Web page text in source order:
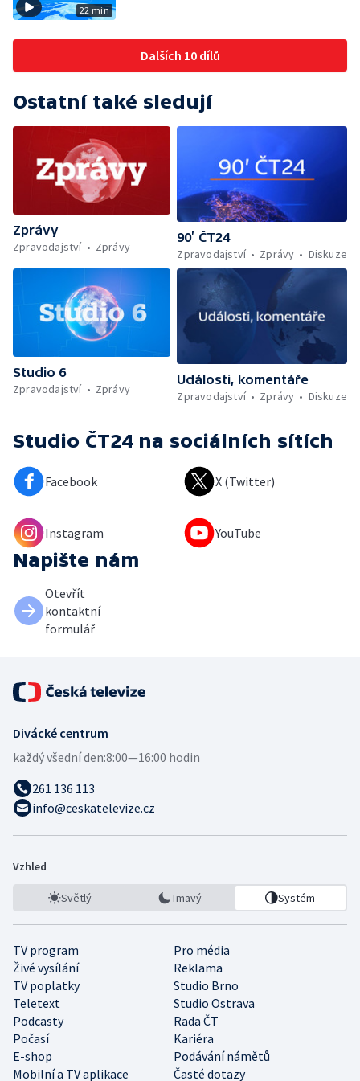
22 min
Dalších 10 dílů
Ostatní také sledují
Zprávy
Zpravodajství
Zprávy
90’ ČT24
Zpravodajství
Zprávy Diskuze
Studio 6
Zpravodajství
Zprávy
Události, komentáře
Zpravodajství
Zprávy Diskuze
Studio ČT24 na sociálních sítích
Facebook X (Twitter)
Instagram YouTube
Napište nám
Otevřít
kontaktní
formulář
Divácké centrum
každý všední den:8:00—16:00 hodin
261 136 113
info@ceskatelevize.cz
Vzhled
Světlý Tmavý Systém
TV program
Pro média
Živé vysílání
Reklama
TV poplatky
Studio Brno
Teletext
Studio Ostrava
Podcasty
Rada ČT
Počasí
Kariéra
E-shop
Podávání námětů
Mobilní a TV aplikace
Časté dotazy